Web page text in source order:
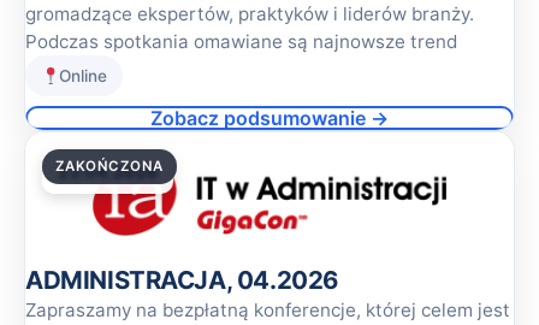
gromadzące ekspertów, praktyków i liderów branży.
Podczas spotkania omawiane są najnowsze trend
Online
Zobacz podsumowanie →
23.04.2026
ZAKOŃCZONA
ADMINISTRACJA, 04.2026
Zapraszamy na bezpłatną konferencje, której celem jest